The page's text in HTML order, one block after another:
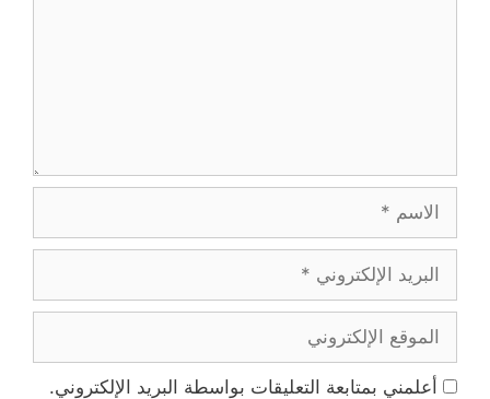
الإلكتروني
الإلكتروني
أعلمني بمتابعة التعليقات بواسطة البريد الإلكتروني.